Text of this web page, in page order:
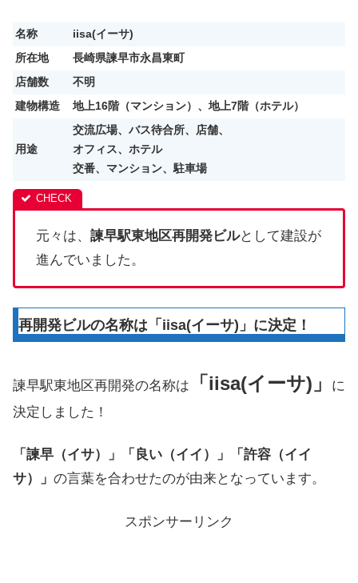
名称
iisa(イーサ)
所在地
長崎県諫早市永昌東町
店舗数
不明
建物構造
地上16階（マンション）、地上7階（ホテル）
用途
交流広場、バス待合所、店舗、
オフィス、ホテル
交番、マンション、駐車場
元々は、 諫早駅東地区再開発ビルとして建設が
進んでいました。
再開発ビルの名称は「iisa(イーサ)」に決定！
諫早駅東地区再開発の名称は 「iisa(イーサ)」
に
決定しました！
「諫早（イサ）」「良い（イイ）」「許容（イイ
サ）」 の言葉を合わせたのが由来となっています。
スポンサーリンク